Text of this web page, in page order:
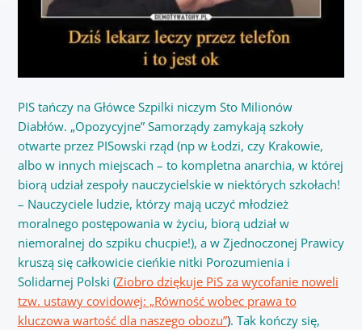
PIS tańczy na Główce Szpilki niczym Sto Milionów
Diabłów. „Opozycyjne” Samorządy zamykają szkoły
otwarte przez PISowski rząd (np w Łodzi, czy Krakowie,
albo w innych miejscach – to kompletna anarchia, w której
biorą udział zespoły nauczycielskie w niektórych szkołach!
– Nauczyciele ludzie, którzy mają uczyć młodzież
moralnego postępowania w życiu, biorą udział w
niemoralnej do szpiku chucpie!), a w Zjednoczonej Prawicy
kruszą się całkowicie cieńkie nitki Porozumienia i
Solidarnej Polski (Ziobro dziękuje PiS za wycofanie noweli
tzw. ustawy covidowej: „Równość wobec prawa to
kluczowa wartość dla naszego obozu”). Tak kończy się,